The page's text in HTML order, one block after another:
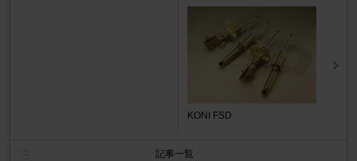
KONI FSD
記事一覧